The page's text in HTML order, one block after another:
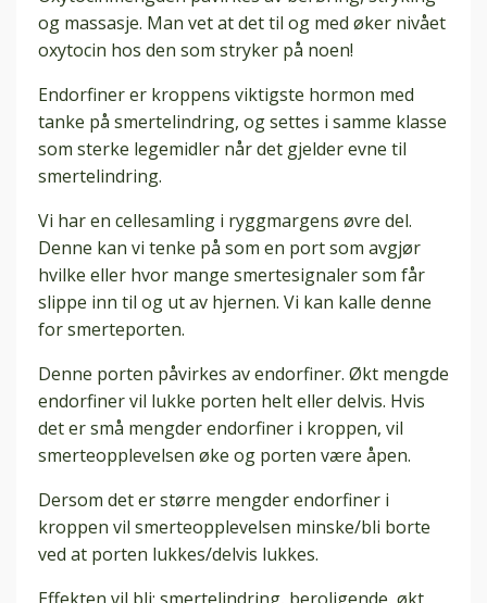
og massasje. Man vet at det til og med øker nivået
oxytocin hos den som stryker på noen!
Endorfiner er kroppens viktigste hormon med
tanke på smertelindring, og settes i samme klasse
som sterke legemidler når det gjelder evne til
smertelindring.
Vi har en cellesamling i ryggmargens øvre del.
Denne kan vi tenke på som en port som avgjør
hvilke eller hvor mange smertesignaler som får
slippe inn til og ut av hjernen. Vi kan kalle denne
for smerteporten.
Denne porten påvirkes av endorfiner. Økt mengde
endorfiner vil lukke porten helt eller delvis. Hvis
det er små mengder endorfiner i kroppen, vil
smerteopplevelsen øke og porten være åpen.
Dersom det er større mengder endorfiner i
kroppen vil smerteopplevelsen minske/bli borte
ved at porten lukkes/delvis lukkes.